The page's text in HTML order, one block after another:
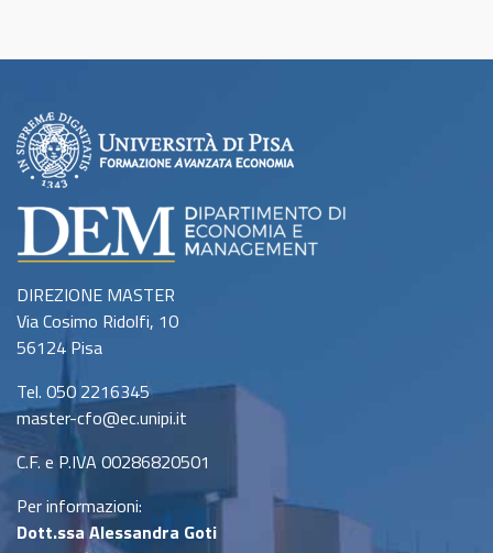
DIREZIONE MASTER
Via Cosimo Ridolfi, 10
56124 Pisa
Tel. 050 2216345
master-cfo@ec.unipi.it
C.F. e P.IVA 00286820501
Per informazioni:
Dott.ssa Alessandra Goti